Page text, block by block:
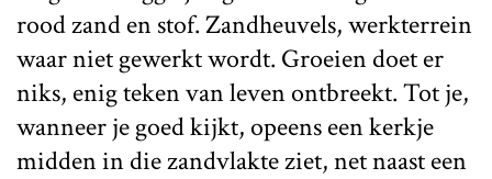
rood zand en stof. Zandheuvels, werkterrein
waar niet gewerkt wordt. Groeien doet er
niks, enig teken van leven ontbreekt. Tot je,
wanneer je goed kijkt, opeens een kerkje
midden in die zandvlakte ziet, net naast een